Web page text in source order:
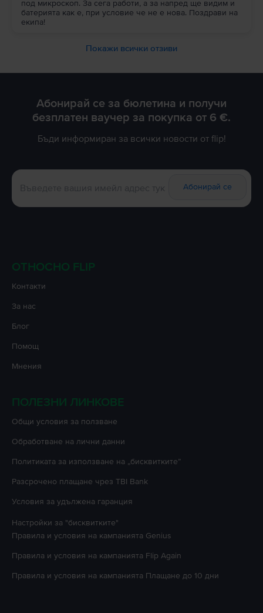
под микроскоп. За сега работи, а за напред ще видим и
батерията как е, при условие че не е нова. Поздрави на
екипа!
Покажи всички отзиви
Абонирай се за бюлетина и получи
безплатен ваучер за покупка от 6 €.
Бъди информиран за всички новости от flip!
Абонирай се
ОТНОСНО FLIP
Контакти
За нас
Блог
Помощ
Мнения
ПОЛЕЗНИ ЛИНКОВЕ
Oбщи условия за ползване
Oбработване на лични данни
Политиката за използване на „бисквитките”
Разсрочено плащане чрез TBI Bank
Условия за удължена гаранция
Настройки за "бисквитките"
Правила и условия на кампанията Genius
Правила и условия на кампанията Flip Again
Правила и условия на кампанията Плащане до 10 дни